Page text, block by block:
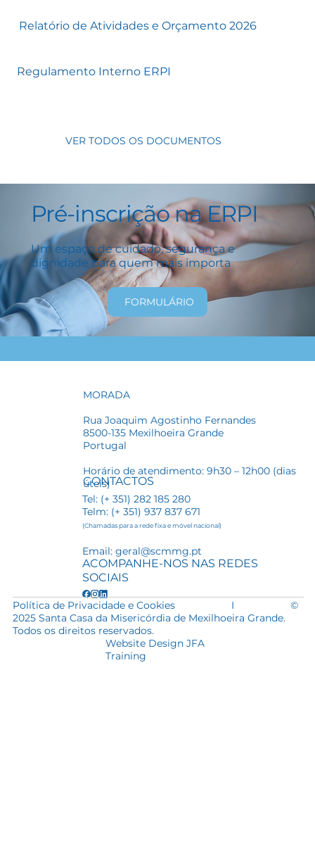
Pré-inscrição na ERPI
Um espaço de cuidado, segurança e
dignidade para quem mais importa
FORMULÁRIO
Relatório de Atividades e Orçamento 2026
Regulamento Interno ERPI
VER TODOS OS DOCUMENTOS
MORADA
Rua Joaquim Agostinho Fernandes
8500-135 Mexilhoeira Grande
Portugal
Horário de atendimento: 9h30 – 12h00 (dias
úteis)
CONTACTOS
Tel: (+ 351) 282 185 280
Telm: (+ 351) 937 837 671
(Chamadas para a rede fixa e móvel nacional)
Email:geral@scmmg.pt
ACOMPANHE-NOS NAS REDES
SOCIAIS
Política de Privacidade e Cookies I ©
2025 Santa Casa da Misericórdia de Mexilhoeira Grande.
Todos os direitos reservados.
Website Design JFA
Training